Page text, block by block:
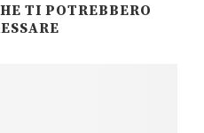
TI POTREBBERO